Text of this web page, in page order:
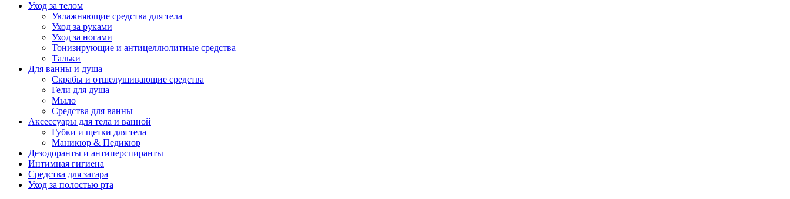
Уход за телом
Увлажняющие средства для тела
Уход за руками
Уход за ногами
Тонизирующие и антицеллюлитные средства
Тальки
Для ванны и душа
Скрабы и отшелушивающие средства
Гели для душа
Мыло
Средства для ванны
Аксессуары для тела и ванной
Губки и щетки для тела
Маникюр & Педикюр
Дезодоранты и антиперспиранты
Интимная гигиена
Средства для загара
Уход за полостью рта